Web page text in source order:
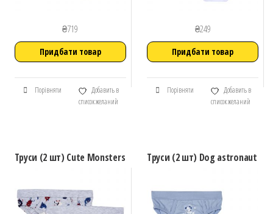
₴719
Придбати товар
Порівняти
Добавить в
список желаний
₴249
Придбати товар
Порівняти
Добавить в
список желаний
Труси (2 шт) Cute Monsters Труси (2 шт) Dog astronaut